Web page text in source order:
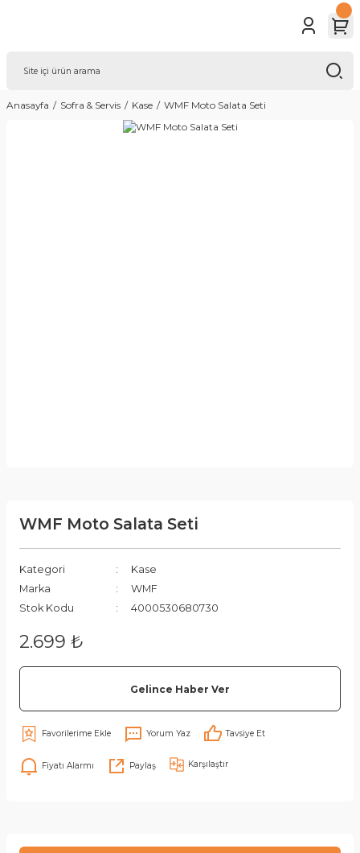
Anasayfa Sofra & Servis Kase WMF Moto Salata Seti
WMF Moto Salata Seti
Kategori
Kase
Marka
WMF
Stok Kodu
4000530680730
2.699 ₺
Gelince Haber Ver
Yorum Yaz Tavsiye Et
Fiyatı Alarmı Paylaş Karşılaştır